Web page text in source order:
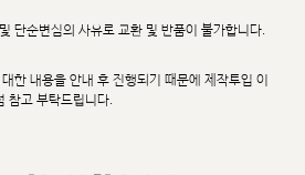
단순변심의 사유로 교환 및 반품이 불가합니다.
한 내용을 안내 후 진행되기 때문에 제작투입 이
참고 부탁드립니다.